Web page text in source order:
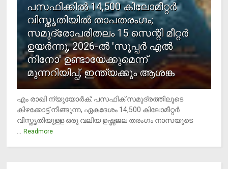
പസഫിക്കില്‍ 14,500 കിലോമീറ്റര്‍
വിസ്തൃതിയില്‍ താപതരംഗം;
സമുദ്രോപരിതലം 15 സെന്റി മീറ്റര്‍
ഉയര്‍ന്നു, 2026-ല്‍ 'സൂപ്പര്‍ എല്‍
നിനോ' ഉണ്ടായേക്കുമെന്ന്
മുന്നറിയിപ്പ്, ഇന്ത്യക്കും ആശങ്ക
എം രാഖി ന്യൂയോര്‍ക്: പസഫിക് സമുദ്രത്തിലൂടെ
കിഴക്കോട്ട് നീങ്ങുന്ന, ഏകദേശം 14,500 കിലോമീറ്റര്‍
വിസ്തൃതിയുള്ള ഒരു വലിയ ഉഷ്ണജല തരംഗം നാസയുടെ
Readmore